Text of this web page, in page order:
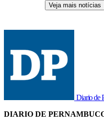
Veja mais notícias
Diario de
DIARIO DE